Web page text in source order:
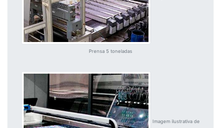
Prensa 5 toneladas
Imagem ilustrativa de